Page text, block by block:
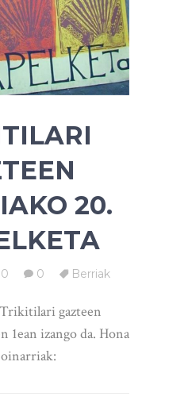
20.
0 0 Berriak
gazteen
1ean izango da. Hona